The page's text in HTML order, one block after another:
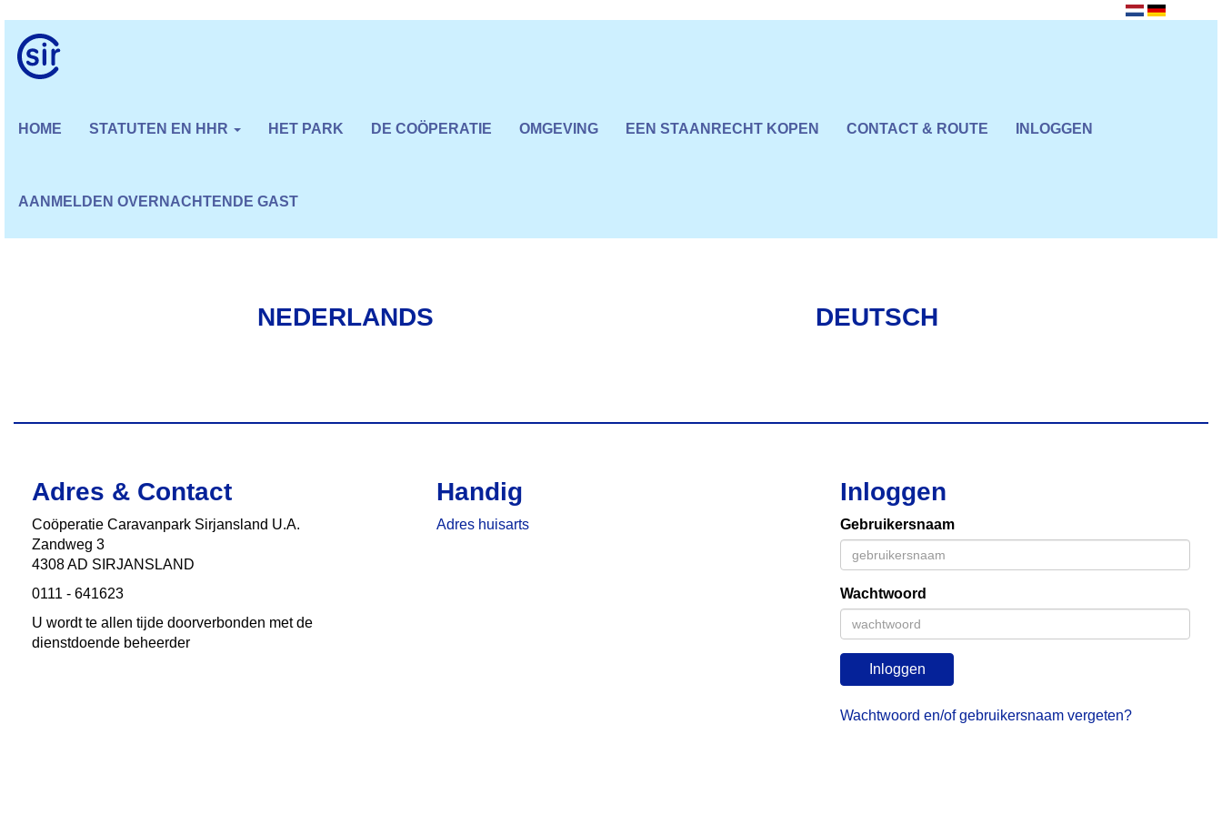
HOME STATUTEN EN HHR HET PARK DE COÖPERATIE OMGEVING EEN STAANRECHT KOPEN CONTACT & ROUTE INLOGGEN
AANMELDEN OVERNACHTENDE GAST
NEDERLANDS DEUTSCH
Adres & Contact
Coӧperatie Caravanpark Sirjansland U.A.
Zandweg 3
4308 AD SIRJANSLAND
0111 - 641623
U wordt te allen tijde doorverbonden met de
dienstdoende beheerder
Handig
Adres huisarts
Inloggen
Gebruikersnaam
Wachtwoord
Inloggen
Wachtwoord en/of gebruikersnaam vergeten?